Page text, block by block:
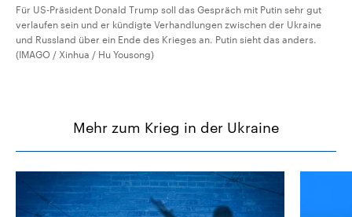
Für US-Präsident Donald Trump soll das Gespräch mit Putin sehr gut
verlaufen sein und er kündigte Verhandlungen zwischen der Ukraine
und Russland über ein Ende des Krieges an. Putin sieht das anders.
(IMAGO / Xinhua / Hu Yousong)
Mehr zum Krieg in der Ukraine